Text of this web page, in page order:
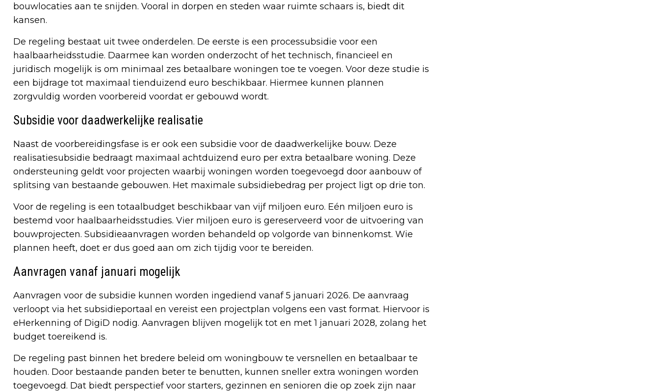
bouwlocaties aan te snijden. Vooral in dorpen en steden waar ruimte schaars is, biedt dit
kansen.
De regeling bestaat uit twee onderdelen. De eerste is een processubsidie voor een
haalbaarheidsstudie. Daarmee kan worden onderzocht of het technisch, financieel en
juridisch mogelijk is om minimaal zes betaalbare woningen toe te voegen. Voor deze studie is
een bijdrage tot maximaal tienduizend euro beschikbaar. Hiermee kunnen plannen
zorgvuldig worden voorbereid voordat er gebouwd wordt.
Subsidie voor daadwerkelijke realisatie
Naast de voorbereidingsfase is er ook een subsidie voor de daadwerkelijke bouw. Deze
realisatiesubsidie bedraagt maximaal achtduizend euro per extra betaalbare woning. Deze
ondersteuning geldt voor projecten waarbij woningen worden toegevoegd door aanbouw of
splitsing van bestaande gebouwen. Het maximale subsidiebedrag per project ligt op drie ton.
Voor de regeling is een totaalbudget beschikbaar van vijf miljoen euro. Eén miljoen euro is
bestemd voor haalbaarheidsstudies. Vier miljoen euro is gereserveerd voor de uitvoering van
bouwprojecten. Subsidieaanvragen worden behandeld op volgorde van binnenkomst. Wie
plannen heeft, doet er dus goed aan om zich tijdig voor te bereiden.
Aanvragen vanaf januari mogelijk
Aanvragen voor de subsidie kunnen worden ingediend vanaf 5 januari 2026. De aanvraag
verloopt via het subsidieportaal en vereist een projectplan volgens een vast format. Hiervoor is
eHerkenning of DigiD nodig. Aanvragen blijven mogelijk tot en met 1 januari 2028, zolang het
budget toereikend is.
De regeling past binnen het bredere beleid om woningbouw te versnellen en betaalbaar te
houden. Door bestaande panden beter te benutten, kunnen sneller extra woningen worden
toegevoegd. Dat biedt perspectief voor starters, gezinnen en senioren die op zoek zijn naar